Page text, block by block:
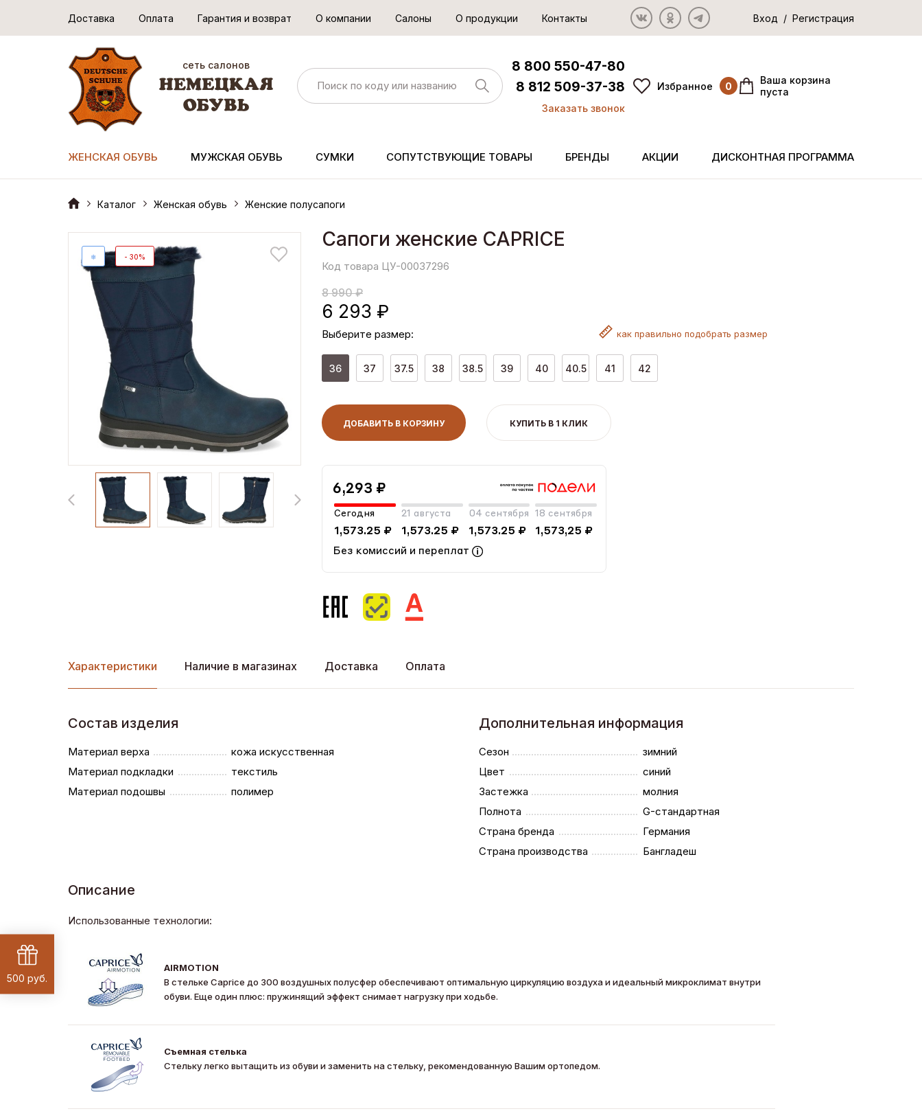
Доставка Оплата Гарантия и возврат О компании Салоны О продукции Контакты Вход / Регистрация
сеть салонов
8 800 550-47-80
8 812 509-37-38
Заказать звонок
Избранное 0
Ваша корзина
пуста
ЖЕНСКАЯ ОБУВЬ МУЖСКАЯ ОБУВЬ СУМКИ СОПУТСТВУЮЩИЕ ТОВАРЫ БРЕНДЫ АКЦИИ ДИСКОНТНАЯ ПРОГРАММА
Каталог Женская обувь Женские полусапоги
❄ - 30%
Сапоги женские CAPRICE
Код товара ЦУ-00037296
8 990 ₽
6 293 ₽
Выберите размер: как правильно подобрать размер
36 37 37.5 38 38.5 39 40 40.5 41 42
ДОБАВИТЬ В КОРЗИНУ КУПИТЬ В 1 КЛИК
6,293 ₽
Сегодня
1,573.25 ₽
21 августа
1,573.25 ₽
04 сентября
1,573.25 ₽
18 сентября
1,573,25 ₽
Без комиссий и переплат
Характеристики Наличие в магазинах Доставка Оплата
Состав изделия
Материал верха
кожа искусственная
Материал подкладки
текстиль
Материал подошвы
полимер
Дополнительная информация
Сезон
зимний
Цвет
синий
Застежка
молния
Полнота
G-стандартная
Страна бренда
Германия
Страна производства
Бангладеш
Описание
Использованные технологии:
AIRMOTION
В стельке Caprice до 300 воздушных полусфер обеспечивают оптимальную циркуляцию воздуха и идеальный микроклимат внутри
обуви. Еще один плюс: пружинящий эффект снимает нагрузку при ходьбе.
Съемная стелька
Стельку легко вытащить из обуви и заменить на стельку, рекомендованную Вашим ортопедом.
500 руб.